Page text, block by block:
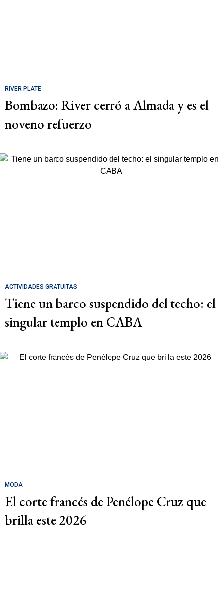
RIVER PLATE
Bombazo: River cerró a Almada y es el
noveno refuerzo
ACTIVIDADES GRATUITAS
Tiene un barco suspendido del techo: el
singular templo en CABA
MODA
El corte francés de Penélope Cruz que
brilla este 2026